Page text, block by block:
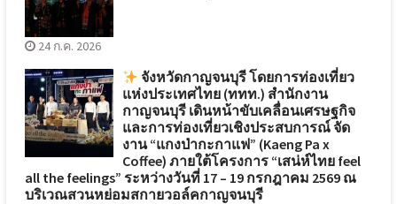
24 ก.ค. 2026
จังหวัดกาญจนบุรี โดยการท่องเที่ยว
แห่งประเทศไทย (ททท.) สำนักงาน
กาญจนบุรี เดินหน้าขับเคลื่อนเศรษฐกิจ
และการท่องเที่ยวเชิงประสบการณ์ จัด
งาน “แกงป่ากะกาแฟ” (Kaeng Pa x
Coffee) ภายใต้โครงการ “เสน่ห์ไทย feel
all the feelings” ระหว่างวันที่ 17 – 19 กรกฎาคม 2569 ณ
บริเวณสวนหย่อมสกายวอล์คกาญจนบุรี